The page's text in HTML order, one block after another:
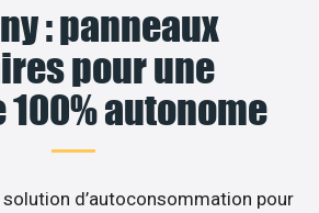
: panneaux
pour une
autonome
d’autoconsommation pour